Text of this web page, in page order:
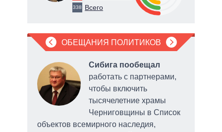
338 Всего
ОБЕЩАНИЯ ПОЛИТИКОВ
Сибига пообещал
работать с партнерами,
чтобы включить
тысячелетние храмы
Черниговщины в Список
объектов всемирного наследия,